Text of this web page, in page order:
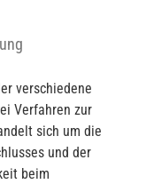
verschiedene
Verfahren zur
sich um die
und der
beim